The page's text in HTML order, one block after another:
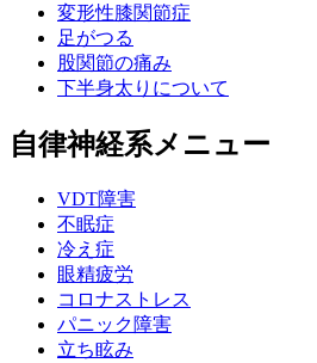
変形性膝関節症
足がつる
股関節の痛み
下半身太りについて
自律神経系メニュー
VDT障害
不眠症
冷え症
眼精疲労
コロナストレス
パニック障害
立ち眩み